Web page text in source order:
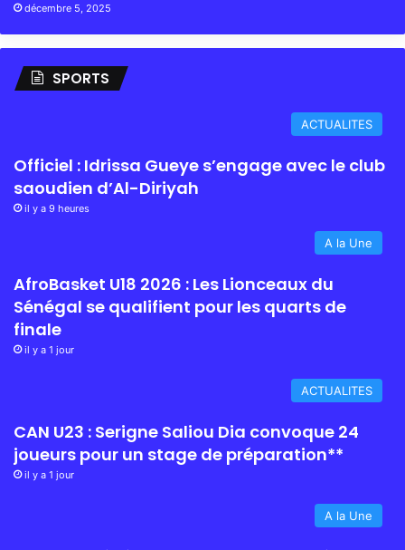
décembre 5, 2025
SPORTS
ACTUALITES
Officiel : Idrissa Gueye s’engage avec le club
saoudien d’Al-Diriyah
il y a 9 heures
A la Une
AfroBasket U18 2026 : Les Lionceaux du
Sénégal se qualifient pour les quarts de
finale
il y a 1 jour
ACTUALITES
CAN U23 : Serigne Saliou Dia convoque 24
joueurs pour un stage de préparation**
il y a 1 jour
A la Une